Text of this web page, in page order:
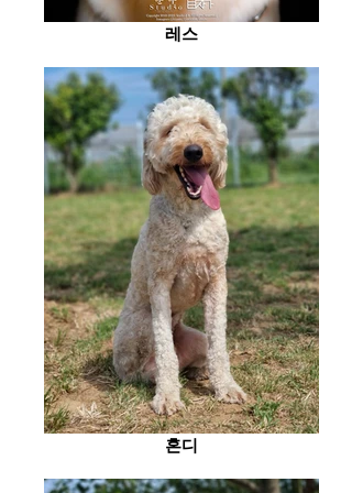
레스
혼디